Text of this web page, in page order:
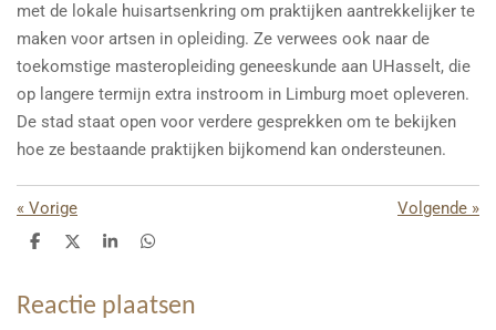
met de lokale huisartsenkring om praktijken aantrekkelijker te
maken voor artsen in opleiding. Ze verwees ook naar de
toekomstige masteropleiding geneeskunde aan UHasselt, die
op langere termijn extra instroom in Limburg moet opleveren.
De stad staat open voor verdere gesprekken om te bekijken
hoe ze bestaande praktijken bijkomend kan ondersteunen.
« Vorige Volgende »
D
e
n
D
l
S
r
e
D
e
n
Reactie plaatsen